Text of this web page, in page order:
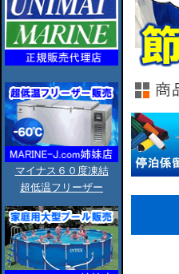
マイナス６０度凍結
超低温フリーザー